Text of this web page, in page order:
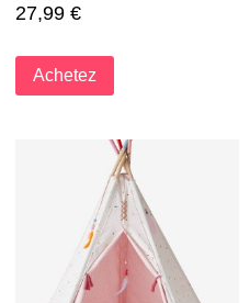
27,99 €
Achetez